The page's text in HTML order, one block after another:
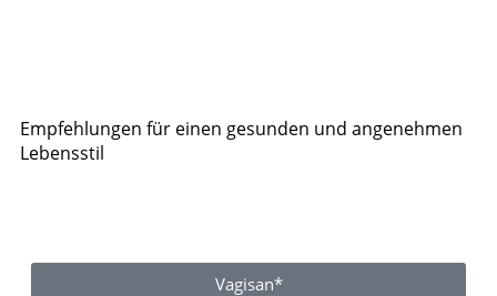
Empfehlungen für einen gesunden und angenehmen
Lebensstil
Vagisan*